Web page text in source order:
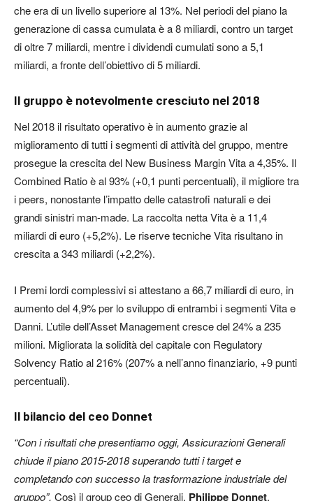
che era di un livello superiore al 13%. Nel periodi del piano la
generazione di cassa cumulata è a 8 miliardi, contro un target
di oltre 7 miliardi, mentre i dividendi cumulati sono a 5,1
miliardi, a fronte dell’obiettivo di 5 miliardi.
Il gruppo è notevolmente cresciuto nel 2018
Nel 2018 il risultato operativo è in aumento grazie al
miglioramento di tutti i segmenti di attività del gruppo, mentre
prosegue la crescita del New Business Margin Vita a 4,35%. Il
Combined Ratio è al 93% (+0,1 punti percentuali), il migliore tra
i peers, nonostante l’impatto delle catastrofi naturali e dei
grandi sinistri man-made. La raccolta netta Vita è a 11,4
miliardi di euro (+5,2%). Le riserve tecniche Vita risultano in
crescita a 343 miliardi (+2,2%).
I Premi lordi complessivi si attestano a 66,7 miliardi di euro, in
aumento del 4,9% per lo sviluppo di entrambi i segmenti Vita e
Danni. L’utile dell’Asset Management cresce del 24% a 235
milioni. Migliorata la solidità del capitale con Regulatory
Solvency Ratio al 216% (207% a nell’anno finanziario, +9 punti
percentuali).
Il bilancio del ceo Donnet
“Con i risultati che presentiamo oggi, Assicurazioni Generali
chiude il piano 2015-2018 superando tutti i target e
completando con successo la trasformazione industriale del
gruppo”. Così il group ceo di Generali, Philippe Donnet,